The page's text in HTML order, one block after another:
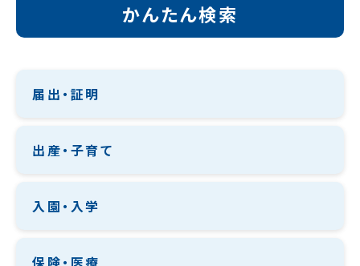
かんたん検索
届出・証明
出産・子育て
入園・入学